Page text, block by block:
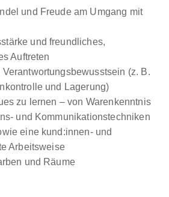
und Freude am Umgang mit
und freundliches,
Auftreten
(z. B.
und Lagerung)
zu lernen – von Warenkenntnis
und Kommunikationstechniken
eine kund:innen- und
Arbeitsweise
und Räume